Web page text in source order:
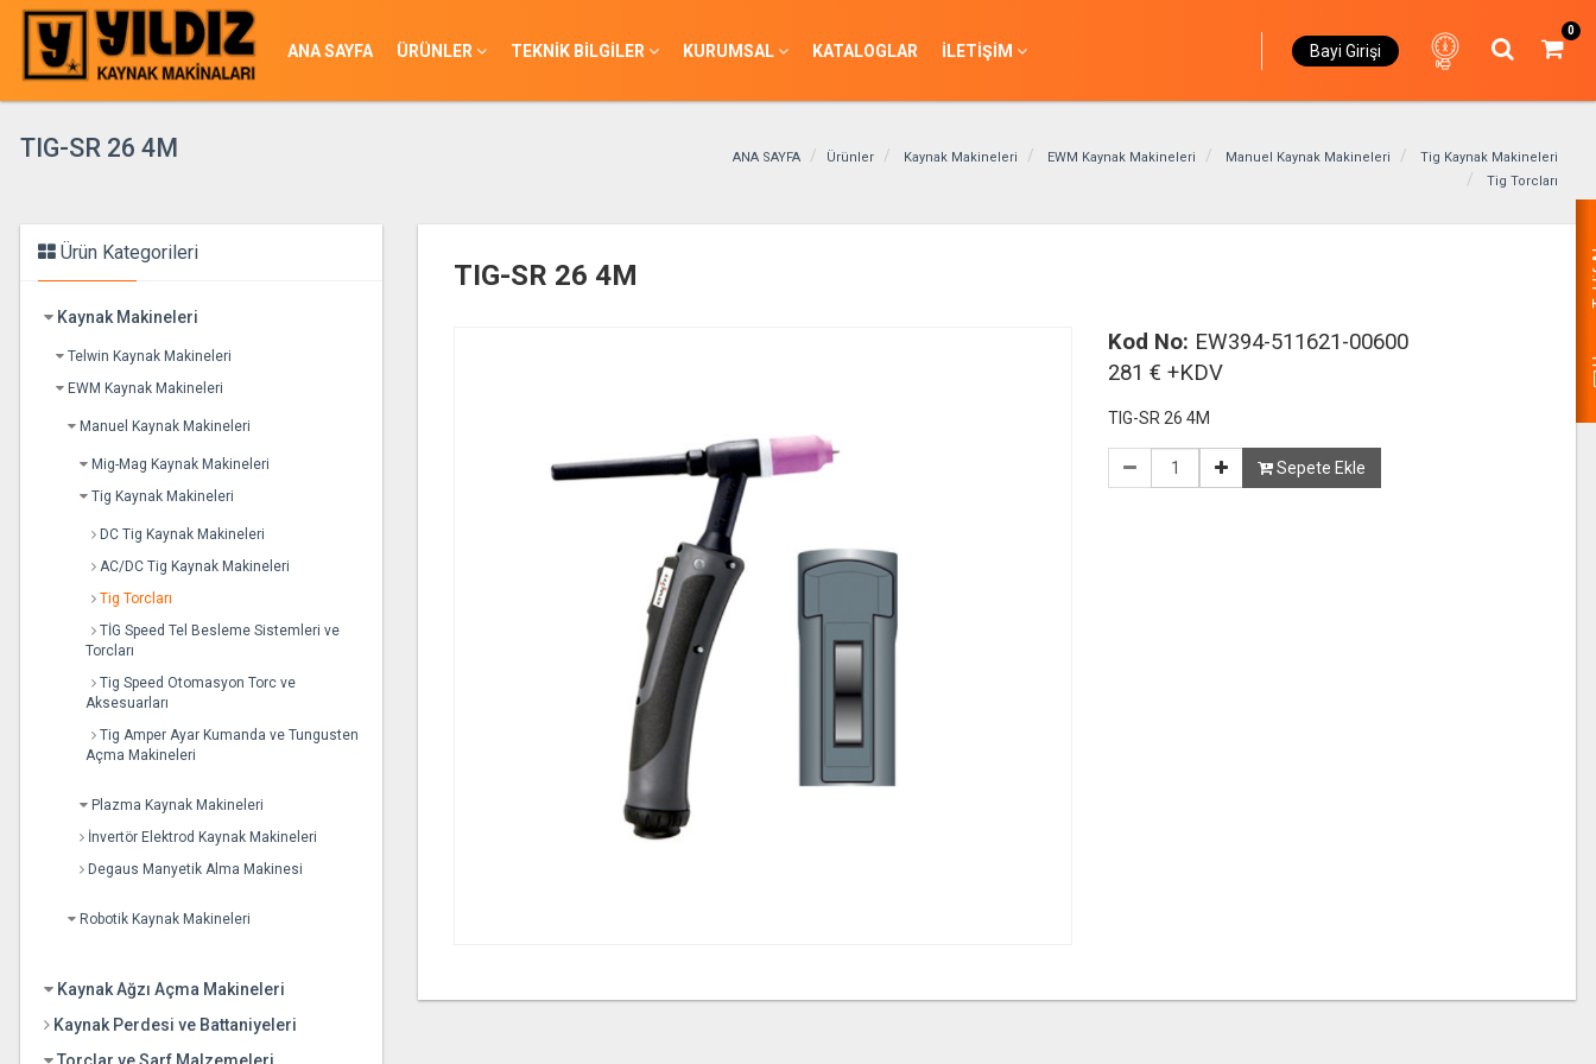
Bayi Girişi
0
ANA SAYFA ÜRÜNLER TEKNİK BİLGİLER KURUMSAL KATALOGLAR İLETİŞİM
TIG-SR 26 4M ANA SAYFA Ürünler Kaynak Makineleri EWM Kaynak Makineleri Manuel Kaynak Makineleri
Tig Kaynak Makineleri
Tig Torcları
Ürün Kategorileri
Kaynak Makineleri
Telwin Kaynak Makineleri
EWM Kaynak Makineleri
Manuel Kaynak Makineleri
Mig-Mag Kaynak Makineleri
Tig Kaynak Makineleri
DC Tig Kaynak Makineleri
AC/DC Tig Kaynak Makineleri
Tig Torcları
TİG Speed Tel Besleme Sistemleri ve
Torcları
Tig Speed Otomasyon Torc ve
Aksesuarları
Tig Amper Ayar Kumanda ve Tungusten
Açma Makineleri
Plazma Kaynak Makineleri
İnvertör Elektrod Kaynak Makineleri
Degaus Manyetik Alma Makinesi
Robotik Kaynak Makineleri
Kaynak Ağzı Açma Makineleri
Kaynak Perdesi ve Battaniyeleri
TIG-SR 26 4M
Kod No: EW394-511621-00600
281 € +KDV
TIG-SR 26 4M
Sepete Ekle